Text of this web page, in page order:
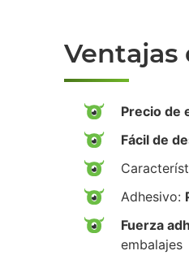
Ventajas
Precio de
Fácil de
Adhesivo:
Fuerza
embalajes